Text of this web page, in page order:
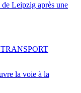
Leipzig après une
la voie à la